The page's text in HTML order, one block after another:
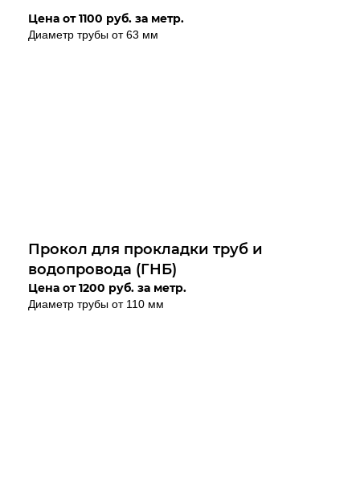
Цена от 1100 руб. за метр.
Диаметр трубы от 63 мм
Прокол для прокладки труб и
водопровода (ГНБ)
Цена от 1200 руб. за метр.
Диаметр трубы от 110 мм